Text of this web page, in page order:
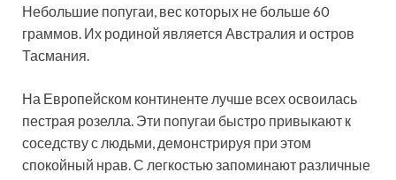
Небольшие попугаи, вес которых не больше 60
граммов. Их родиной является Австралия и остров
Тасмания.
На Европейском континенте лучше всех освоилась
пестрая розелла. Эти попугаи быстро привыкают к
соседству с людьми, демонстрируя при этом
спокойный нрав. С легкостью запоминают различные